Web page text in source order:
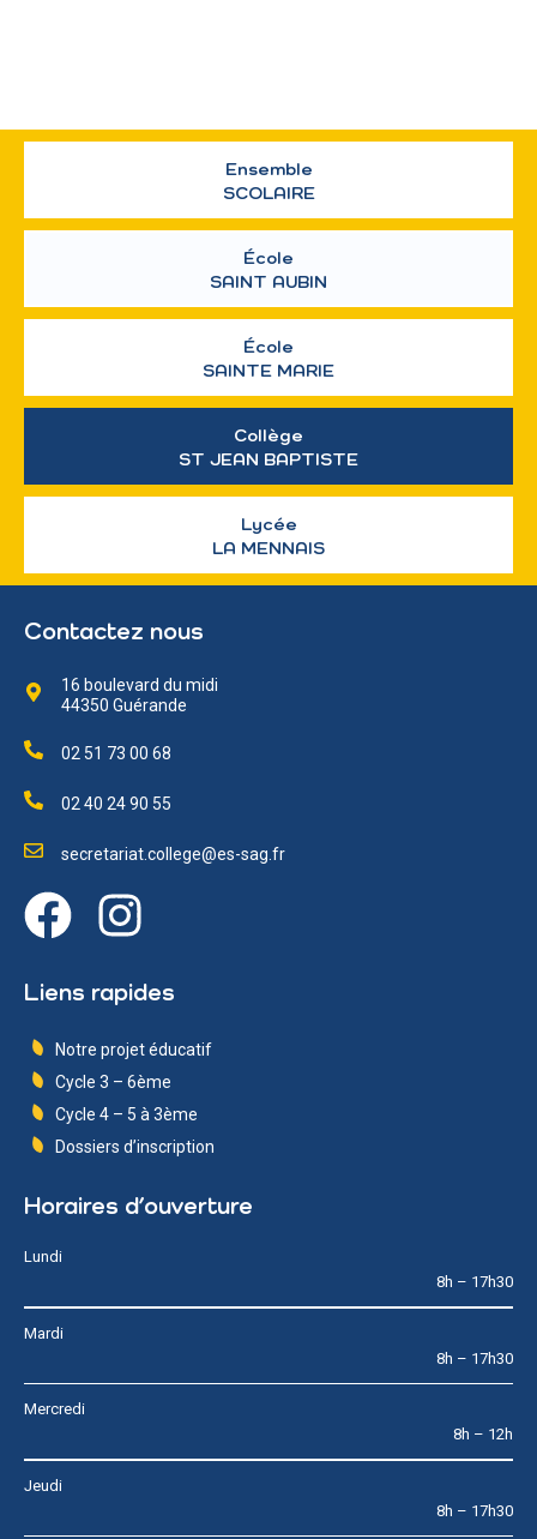
Ensemble
SCOLAIRE
École
SAINT AUBIN
École
SAINTE MARIE
Collège
ST JEAN BAPTISTE
Lycée
LA MENNAIS
Contactez nous
16 boulevard du midi
44350 Guérande
02 51 73 00 68
02 40 24 90 55
secretariat.college@es-sag.fr
Liens rapides
Notre projet éducatif
Cycle 3 – 6ème
Cycle 4 – 5 à 3ème
Dossiers d’inscription
Horaires d’ouverture
Lundi
8h – 17h30
Mardi
8h – 17h30
Mercredi
8h – 12h
Jeudi
8h – 17h30